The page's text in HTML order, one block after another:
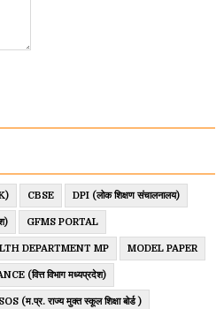
CBSE DPI (लोक शिक्षण संचालनालय)
GFMS PORTAL
DEPARTMENT MP MODEL PAPER
(वित्त विभाग मध्यप्रदेश)
(म.प्र. राज्य मुक्त स्कूल शिक्षा बोर्ड )